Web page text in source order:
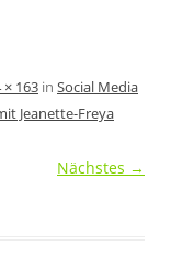
× 163 in Social Media
Jeanette-Freya
Nächstes →